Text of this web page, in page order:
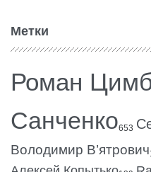
Метки
Роман
Санченко653
Володимир В’ятрович